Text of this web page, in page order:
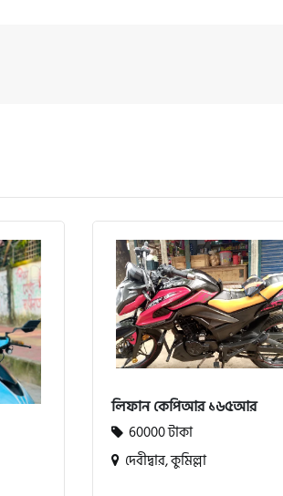
লিফান কেপিআর ১৬৫আর
60000 টাকা
দেবীদ্বার, কুমিল্লা